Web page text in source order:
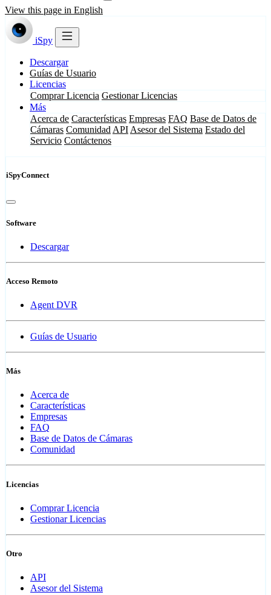
View this page in English
iSpy
Descargar
Guías de Usuario
Licencias
Comprar Licencia Gestionar Licencias
Más
Acerca de Características Empresas FAQ Base de Datos de
Cámaras Comunidad API Asesor del Sistema Estado del
Servicio Contáctenos
iSpyConnect
Software
Descargar
Acceso Remoto
Agent DVR
Guías de Usuario
Más
Acerca de
Características
Empresas
FAQ
Base de Datos de Cámaras
Comunidad
Licencias
Comprar Licencia
Gestionar Licencias
Otro
API
Asesor del Sistema